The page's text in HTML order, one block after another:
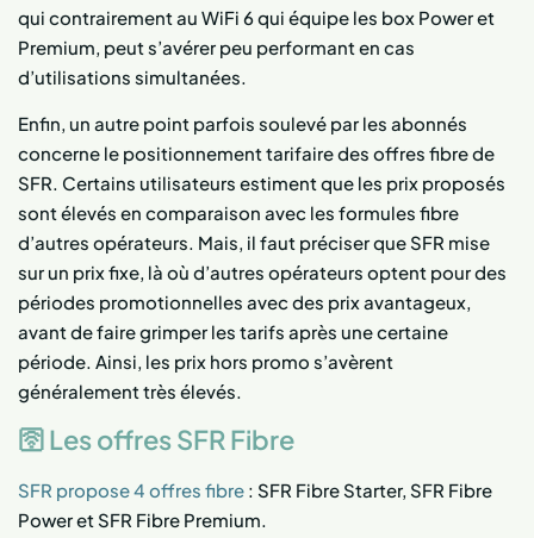
qui contrairement au WiFi 6 qui équipe les box Power et
Premium, peut s’avérer peu performant en cas
d’utilisations simultanées.
Enfin, un autre point parfois soulevé par les abonnés
concerne le positionnement tarifaire des offres fibre de
SFR. Certains utilisateurs estiment que les prix proposés
sont élevés en comparaison avec les formules fibre
d’autres opérateurs. Mais, il faut préciser que SFR mise
sur un prix fixe, là où d’autres opérateurs optent pour des
périodes promotionnelles avec des prix avantageux,
avant de faire grimper les tarifs après une certaine
période. Ainsi, les prix hors promo s’avèrent
généralement très élevés.
🛜 Les offres SFR Fibre
SFR propose 4 offres fibre : SFR Fibre Starter, SFR Fibre
Power et SFR Fibre Premium.